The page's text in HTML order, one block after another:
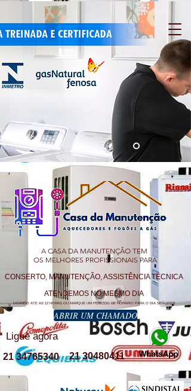
A CASA DA MANUTENÇÃO TEM
OS MELHORES PROFISSIONAIS PARA
CONSERTO, MANUTENÇÃO, ASSISTÊNCIA TÉCNICA
ATENDEMOS NO MESMO DIA
LIGANDO ATE AS 12 HORAS OU MARQUE UM PERÍODO DE HORÁRIO PARA O DIA SEGUINTE
ABRIR UM CHAMADO
Ligue agora
21 30480411
21 34765340